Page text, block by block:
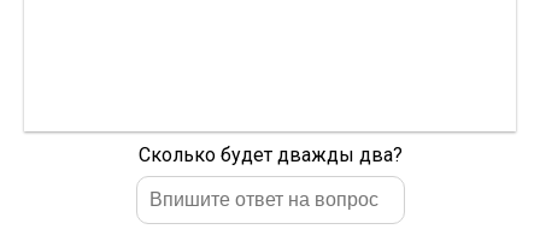
Сколько будет дважды два?